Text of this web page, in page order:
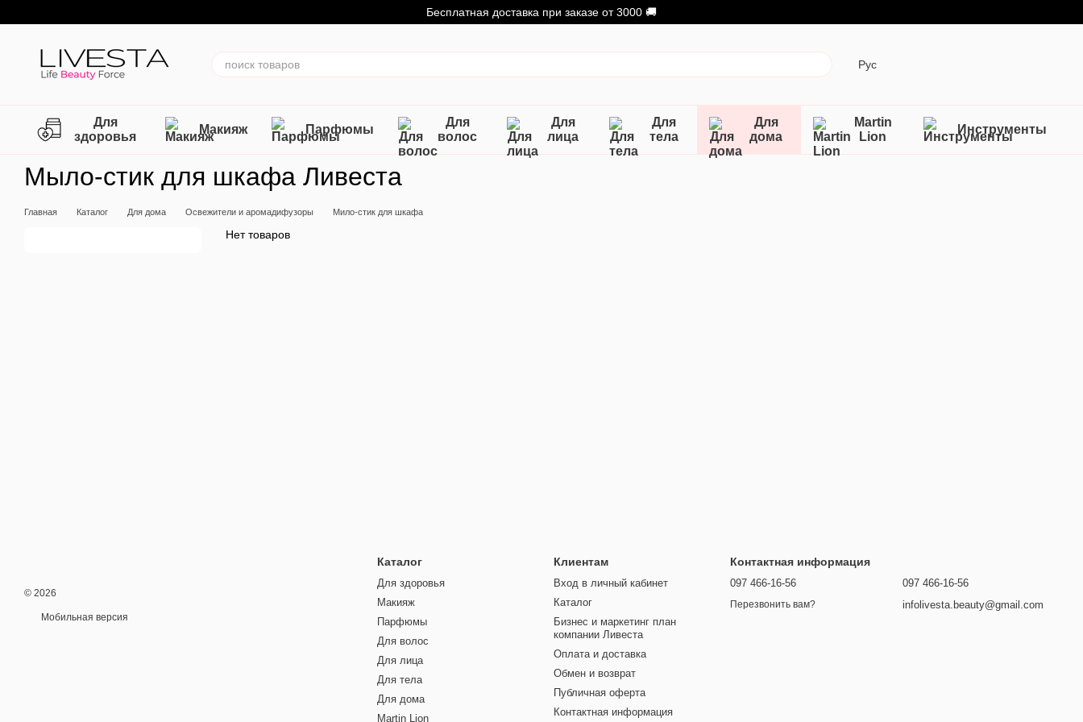
Бесплатная доставка при заказе от 3000 🚚
Рус
Для
здоровья
Макияж Парфюмы
Для
волос
Для
лица
Для
тела
Для
дома
Martin
Lion
Инструменты
Мыло-стик для шкафа Ливеста
Главная Каталог Для дома Освежители и аромадифузоры Мило-стик для шкафа
Нет товаров
© 2026
Мобильная версия
Каталог
Для здоровья
Макияж
Парфюмы
Для волос
Для лица
Для тела
Для дома
Martin Lion
Клиентам
Вход в личный кабинет
Каталог
Бизнес и маркетинг план
компании Ливеста
Оплата и доставка
Обмен и возврат
Публичная оферта
Контактная информация
Контактная информация
097 466-16-56
Перезвонить вам?
097 466-16-56
infolivesta.beauty@gmail.com